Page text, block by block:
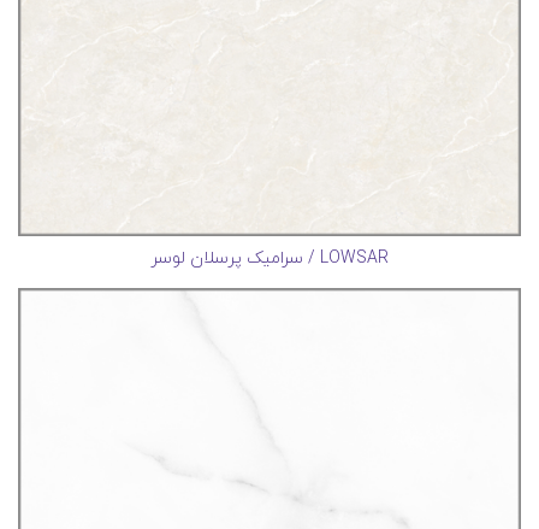
LOWSAR / سرامیک پرسلان لوسر